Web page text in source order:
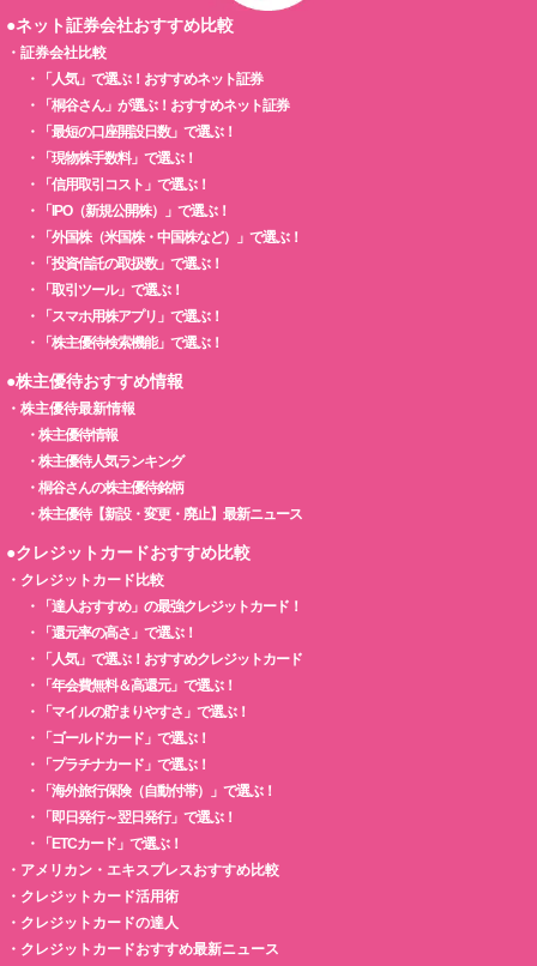
●ネット証券会社おすすめ比較
・ 証券会社比較
・
「人気」で選ぶ！おすすめネット証券
・
「桐谷さん」が選ぶ！おすすめネット証券
・
「最短の口座開設日数」で選ぶ！
・
「現物株手数料」で選ぶ！
・
「信用取引コスト」で選ぶ！
・
「IPO（新規公開株）」で選ぶ！
・
「外国株（米国株・中国株など）」で選ぶ！
・
「投資信託の取扱数」で選ぶ！
・
「取引ツール」で選ぶ！
・
「スマホ用株アプリ」で選ぶ！
・
「株主優待検索機能」で選ぶ！
●株主優待おすすめ情報
・ 株主優待最新情報
・ 株主優待情報
・ 株主優待人気ランキング
・ 桐谷さんの株主優待銘柄
・ 株主優待【新設・変更・廃止】最新ニュース
●クレジットカードおすすめ比較
・ クレジットカード比較
・
「達人おすすめ」の最強クレジットカード！
・
「還元率の高さ」で選ぶ！
・
「人気」で選ぶ！おすすめクレジットカード
・
「年会費無料＆高還元」で選ぶ！
・
「マイルの貯まりやすさ」で選ぶ！
・
「ゴールドカード」で選ぶ！
・
「プラチナカード」で選ぶ！
・
「海外旅行保険（自動付帯）」で選ぶ！
・
「即日発行～翌日発行」で選ぶ！
・
「ETCカード」で選ぶ！
・ アメリカン・エキスプレスおすすめ比較
・ クレジットカード活用術
・ クレジットカードの達人
・ クレジットカードおすすめ最新ニュース